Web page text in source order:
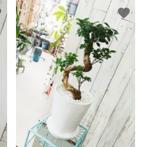
favorite